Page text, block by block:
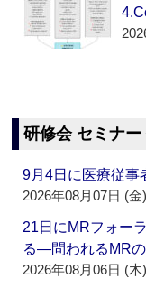
研修会 セミナー
9月4日に医療従
2026年08月07日 (金)
21日にMRフォー
る―問われるMR
2026年08月06日 (木)